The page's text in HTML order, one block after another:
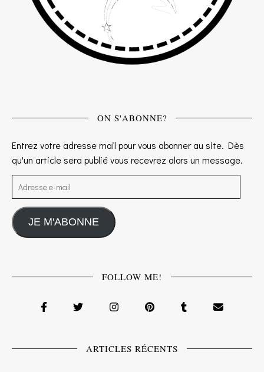
ON S'ABONNE?
Entrez votre adresse mail pour vous abonner au site. Dès
qu'un article sera publié vous recevrez alors un message.
Adresse e-mail
JE M'ABONNE
FOLLOW ME!
ARTICLES RÉCENTS